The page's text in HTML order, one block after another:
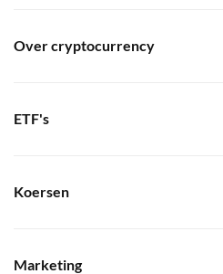
Over cryptocurrency
ETF's
Koersen
Marketing